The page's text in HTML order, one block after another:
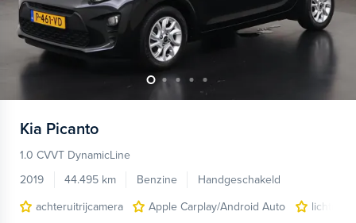
Kia Picanto
1.0 CVVT DynamicLine
2019
44.495 km Benzine
Handgeschakeld
achteruitrijcamera
Apple Carplay/Android Auto